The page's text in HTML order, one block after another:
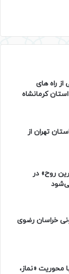
از راه های
کرمانشاه
تهران از
روح» در
خراسان رضوی
محوریت «نماز،